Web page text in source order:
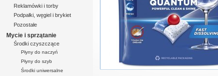
Reklamówki i torby
Podpałki, węgiel i brykiet
Pozostałe
Mycie i sprzątanie
Środki czyszczące
Płyny do naczyń
Płyny do szyb
Środki uniwersalne